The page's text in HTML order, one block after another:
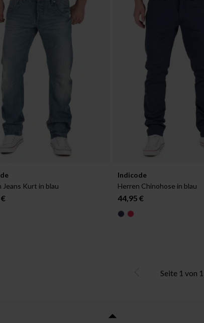
in:
Jeans Kurt in blau
Verfügbar in:
W28/L32
Indicode
Herren Chinohose in blau
44,95 €
Seite 1 von 1